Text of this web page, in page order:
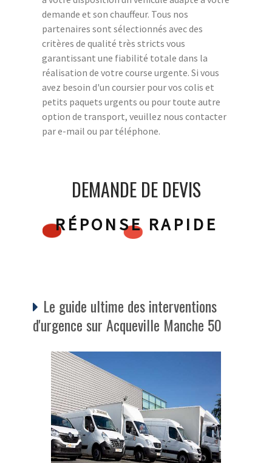
demande et son chauffeur. Tous nos
partenaires sont sélectionnés avec des
critères de qualité très stricts vous
garantissant une fiabilité totale dans la
réalisation de votre course urgente. Si vous
avez besoin d'un coursier pour vos colis et
petits paquets urgents ou pour toute autre
option de transport, veuillez nous contacter
par e-mail ou par téléphone.
DEMANDE DE DEVIS
RÉPONSE RAPIDE
Le guide ultime des interventions
d'urgence sur Acqueville Manche 50